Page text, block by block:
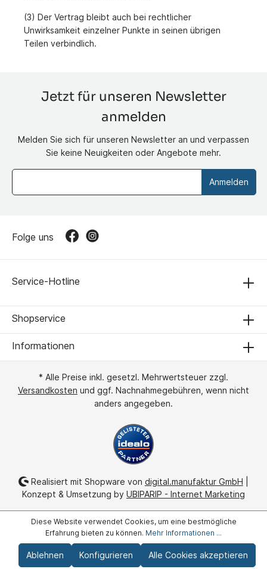
(3) Der Vertrag bleibt auch bei rechtlicher
Unwirksamkeit einzelner Punkte in seinen übrigen
Teilen verbindlich.
Jetzt für unseren Newsletter
anmelden
Melden Sie sich für unseren Newsletter an und verpassen
Sie keine Neuigkeiten oder Angebote mehr.
Anmelden
Service-Hotline
Folge uns
Shopservice
Informationen
* Alle Preise inkl. gesetzl. Mehrwertsteuer zzgl.
Versandkosten und ggf. Nachnahmegebühren, wenn nicht
anders angegeben.
Realisiert mit Shopware von digital.manufaktur GmbH
Konzept & Umsetzung by UBIPARIP - Internet Marketing
Diese Website verwendet Cookies, um eine bestmögliche
Erfahrung bieten zu können. Mehr Informationen ...
Ablehnen Konfigurieren Alle Cookies akzeptieren